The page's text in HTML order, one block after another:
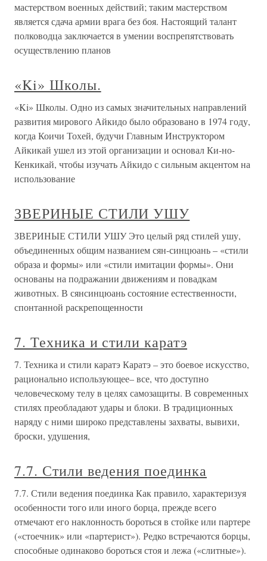
мастерством военных действий; таким мастерством
является сдача армии врага без боя. Настоящий талант
полководца заключается в умении воспрепятствовать
осуществлению планов
«Ki» Школы.
«Ki» Школы. Одно из самых значительных направлений
развития мирового Айкидо было образовано в 1974 году,
когда Коичи Тохей, будучи Главным Инструктором
Айкикай ушел из этой организации и основал Ки-но-
Кенкикай, чтобы изучать Айкидо с сильным акцентом на
использование
ЗВЕРИНЫЕ СТИЛИ УШУ
ЗВЕРИНЫЕ СТИЛИ УШУ Это целый ряд стилей ушу,
объединенных общим названием сян-синцюань – «стили
образа и формы» или «стили имитации формы». Они
основаны на подражании движениям и повадкам
животных. В сянсинцюань состояние естественности,
спонтанной раскрепощенности
7. Техника и стили каратэ
7. Техника и стили каратэ Каратэ – это боевое искусство,
рационально использующее– все, что доступно
человеческому телу в целях самозащиты. В современных
стилях преобладают удары и блоки. В традиционных
наряду с ними широко представлены захваты, вывихи,
броски, удушения,
7.7. Стили ведения поединка
7.7. Стили ведения поединка Как правило, характеризуя
особенности того или иного борца, прежде всего
отмечают его наклонность бороться в стойке или партере
(«стоечник» или «партерист»). Редко встречаются борцы,
способные одинаково бороться стоя и лежа («слитные»).